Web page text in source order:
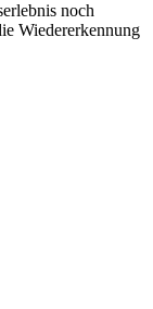
noch
Wiedererkennung